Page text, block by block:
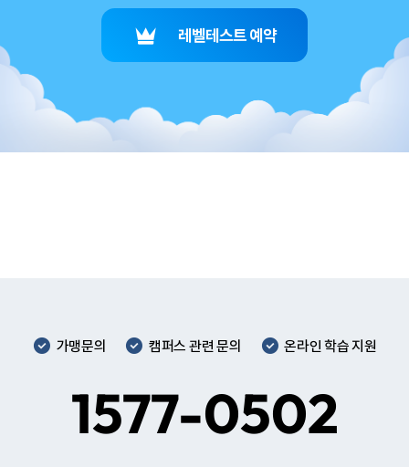
레벨테스트 예약
가맹문의 캠퍼스 관련 문의 온라인 학습 지원
1577-0502